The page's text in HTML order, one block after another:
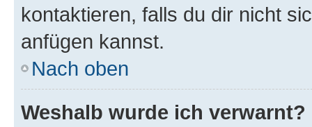
kontaktieren, falls du dir nicht
anfügen kannst.
Nach oben
Weshalb wurde ich verwarnt?